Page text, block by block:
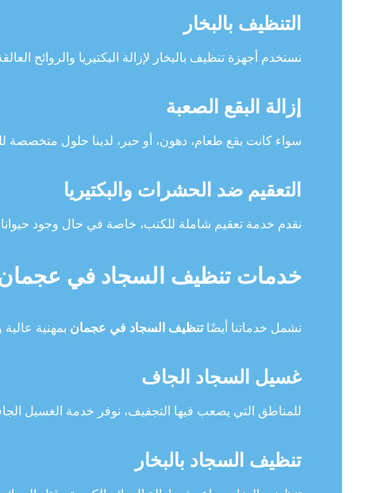
التنظيف بالبخار
نستخدم أجهزة تنظيف بالبخار لإزالة البكتيريا والروائح
إزالة البقع الصعبة
سواء كانت بقع طعام، دهون، أو حبر، لدينا حلول
التعقيم ضد الحشرات والبكتيريا
نقدم خدمة تعقيم شاملة للكنب، خاصة في حال وجود
خدمات تنظيف السجاد في عجمان
تشمل خدماتنا أيضًاتنظيف السجاد في عجمان بمهنية
غسيل السجاد الجاف
للمناطق التي يصعب فيها التجفيف، نوفر خدمة الغسيل
تنظيف السجاد بالبخار